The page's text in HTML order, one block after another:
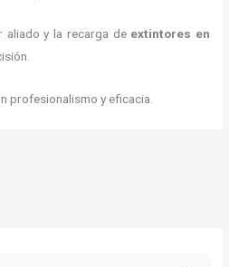
aliado y la recarga de extintores en
profesionalismo y eficacia.